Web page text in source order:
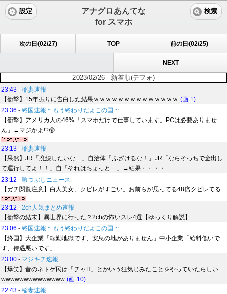
アナグロあんてな
for スマホ
設定 検索
次の日(02/27) TOP 前の日(02/25)
NEXT
2023/02/26 - 新着順(デフォ)
23:43 - 稲妻速報
【衝撃】15年振りに告白した結果ｗｗｗｗｗｗｗｗｗｗｗｗｗｗ (画:1)
23:36 - 終国速報 ~ もう終わりだよこの国 ~
【衝撃】アメリカ人の46%「スマホだけで仕事しています。PCは必要ありませ
ん」←マジかよ!?😲
23:13 - 稲妻速報
【呆然】JR「廃線したいな…」自治体「ふざけるな！」JR「ならそっちで金出し
て運行してよ！！」自「それはちょっと…」→結果・・・・
23:12 - 暇つぶしニュース
【ガチ閲覧注意】白人美女、クビレがすごい。お前らが思ってる48倍クビレてる
23:12 - 2ch人気まとめ速報
【衝撃の結末】異世界に行った？2chの怖いスレ4選【ゆっくり解説】
23:06 - 終国速報 ~ もう終わりだよこの国 ~
【終国】大企業「転勤地獄です、安息の地がありません」中小企業「給料低いで
す、待遇悪いです」
23:00 - マジキチ速報
【爆笑】昔のネトゲ民は「チャH」とかいう狂気じみたことをやっていたらしい
wwwwwwwwwwwwww (画:10)
22:43 - 稲妻速報